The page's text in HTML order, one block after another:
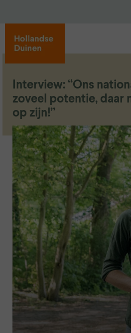
Interview: “Ons
zoveel potentie, daar
op zijn!”